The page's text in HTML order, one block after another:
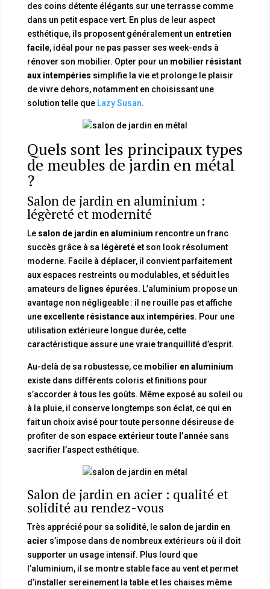
des coins détente élégants sur une terrasse comme
dans un petit espace vert. En plus de leur aspect
esthétique, ils proposent généralement un entretien
facile, idéal pour ne pas passer ses week-ends à
rénover son mobilier. Opter pour un mobilier résistant
aux intempéries simplifie la vie et prolonge le plaisir
de vivre dehors, notamment en choisissant une
solution telle que Lazy Susan.
Quels sont les principaux types
de meubles de jardin en métal
?
Salon de jardin en aluminium :
légèreté et modernité
Le salon de jardin en aluminium rencontre un franc
succès grâce à sa légèretéet son look résolument
moderne. Facile à déplacer, il convient parfaitement
aux espaces restreints ou modulables, et séduit les
amateurs de lignes épurées. L’aluminium propose un
avantage non négligeable : il ne rouille pas et affiche
une excellente résistance aux intempéries. Pour une
utilisation extérieure longue durée, cette
caractéristique assure une vraie tranquillité d’esprit.
Au-delà de sa robustesse, ce mobilier en aluminium
existe dans différents coloris et finitions pour
s’accorder à tous les goûts. Même exposé au soleil ou
à la pluie, il conserve longtemps son éclat, ce qui en
fait un choix avisé pour toute personne désireuse de
profiter de son espace extérieur toute l’annéesans
sacrifier l’aspect esthétique.
Salon de jardin en acier : qualité et
solidité au rendez-vous
Très apprécié pour sa solidité, le salon de jardin en
acier s’impose dans de nombreux extérieurs où il doit
supporter un usage intensif. Plus lourd que
l’aluminium, il se montre stable face au vent et permet
d’installer sereinement la table et les chaises même